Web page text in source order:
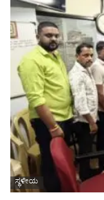
ಸ್ಥಳೀಯ